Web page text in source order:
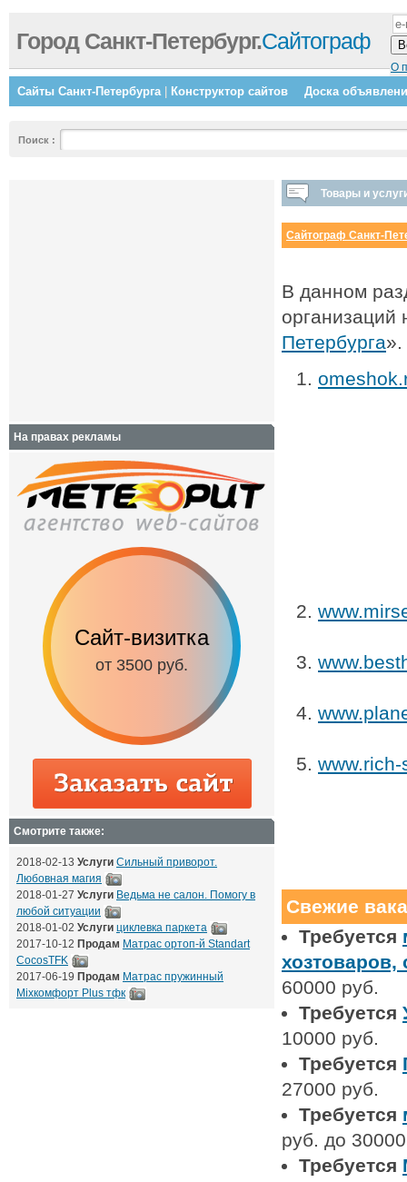
О
Город Санкт-Петербург.Сайтограф
Сайты Санкт-Петербурга| Конструктор сайтов Доска
Поиск :
Товары и
Сайтограф Санкт-
В данном
организаций
Петербурга».
Свежие
Требуется
хозтоваров,
60000 руб.
Требуется
10000 руб.
Требуется
27000 руб.
Требуется
руб. до
Требуется
На правах рекламы
Сайт-визитка
от 3500 руб. от 6500 руб.
Смотрите также:
2018-02-13 Услуги Сильный приворот.
Любовная магия
2018-01-27 Услуги Ведьма не салон. Помогу в
любой ситуации
2018-01-02 Услуги циклевка паркета
2017-10-12 Продам Матрас ортоп-й Standart
CocosTFK
2017-06-19 Продам Матрас пружинный
Mixкомфорт Plus тфк